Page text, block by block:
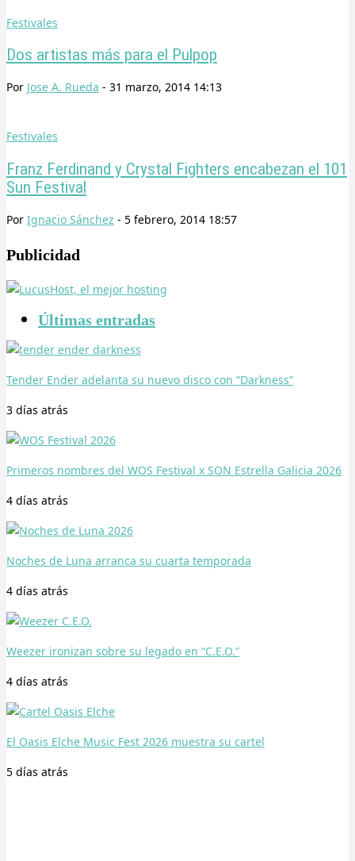
Festivales
Dos artistas más para el Pulpop
Por Jose A. Rueda - 31 marzo, 2014 14:13
Festivales
Franz Ferdinand y Crystal Fighters encabezan el 101
Sun Festival
Por Ignacio Sánchez - 5 febrero, 2014 18:57
Publicidad
Últimas entradas
Tender Ender adelanta su nuevo disco con “Darkness”
3 días atrás
Primeros nombres del WOS Festival x SON Estrella Galicia 2026
4 días atrás
Noches de Luna arranca su cuarta temporada
4 días atrás
Weezer ironizan sobre su legado en “C.E.O.”
4 días atrás
El Oasis Elche Music Fest 2026 muestra su cartel
5 días atrás